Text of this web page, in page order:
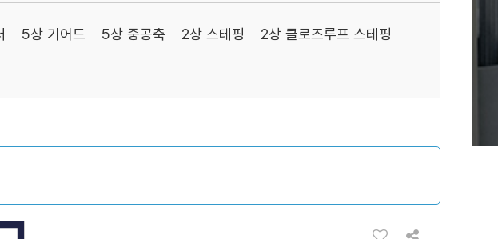
5상 기어드 5상 중공축 2상 스테핑 2상 클로즈루프 스테핑